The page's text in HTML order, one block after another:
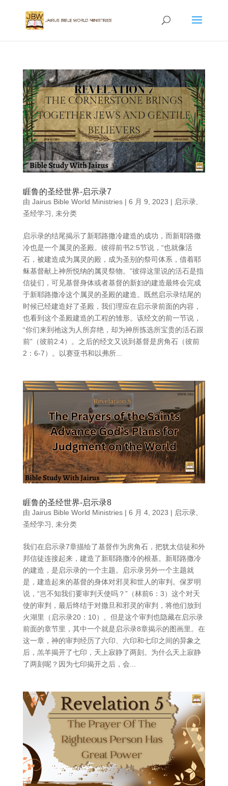
睚鲁的圣经世界-启示录7
由 Jairus Bible World Ministries| 6 月 9, 2023 | 启示录,
圣经学习
未分类
启示录的结尾揭示了新耶路撒冷建造的成功，而新耶路撒
冷也是一个属灵的圣殿。彼得前书2:5节说，“也就像活
石，被建造成为属灵的殿，成为圣别的祭司体系，借着耶
稣基督献上神所悦纳的属灵祭物。”彼得这里说的活石是指
信徒们，可见基督身体或者基督的新妇的建造最终会完成
于新耶路撒冷这个属灵的圣殿的建造。既然启示录结尾的
时候已经建造好了圣殿，我们理应在启示录前面的内容，
也看到这个圣殿建造的工程的雏形。该经文的前一节说，
“你们来到祂这为人所弃绝，却为神所拣选所宝贵的活石跟
前”（彼前2:4）。之后的经文又说到基督是房角石（彼前
2：6-7）。以赛亚书和以弗所...
睚鲁的圣经世界-启示录8
由 Jairus Bible World Ministries| 6 月 4, 2023 | 启示录,
圣经学习
未分类
我们在启示录7章描绘了基督作为房角石，把犹太信徒和外
邦信徒连接起来，建造了新耶路撒冷的根基。新耶路撒冷
的建造，是启示录的一个主题。启示录另外一个主题就
是，建造起来的基督的身体对邪灵和世人的审判。保罗明
说，“岂不知我们要审判天使吗？”（林前6：3）这个对天
使的审判，最后终结于对撒旦和邪灵的审判，将他们放到
火湖里（启示录20：10）。但是这个审判也隐藏在启示录
前面的章节里，其中一个就是启示录8章揭示的图画里。在
这一章，神的审判经历了六印、六印和七印之间的异象之
后，羔羊揭开了七印，天上寂静了两刻。为什么天上寂静
了两刻呢？因为七印揭开之后，会...